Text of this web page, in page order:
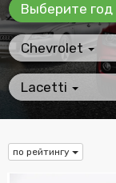
Выберите год
Chevrolet
Lacetti
по рейтингу